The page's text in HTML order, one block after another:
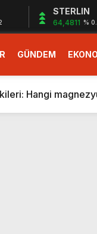
STERLIN
64,4811 %
GÜNDEM
dev teklif
gelecek yeni
Hangi
başlıyor